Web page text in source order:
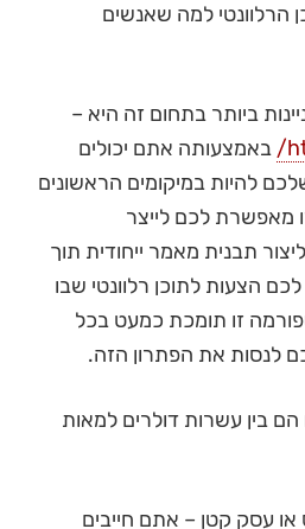
הרלוונטי למה שאנשים
ביותר בתחום זה היא –
באמצעותה אתם יכולים
להיות במיקומים הראשונים
מאפשרת לכם לייצר
תבנית מאמר ייחודית תוך
הצעות לתוכן רלוונטי שבו
זו תומכת כמעט בכל
לנסות את הפתרון הזה.
בין עשרות דולרים למאות
עסק קטן – אתם חייבים